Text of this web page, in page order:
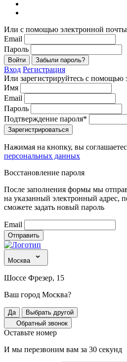
Или с помощью электронной почты
Email
Пароль
Войти Забыли пароль?
Вход Регистрация
Или зарегистрируйтесь с помощью
Имя
Email
Пароль
Подтверждение пароля*
Зарегистрироваться
Нажимая на кнопку, вы
персональных данных
Восстановление пароля
После заполнения формы мы
на указанный электронный адрес,
сможете задать новый пароль
Email
Отправить
Москва
Шоссе Фрезер, 15
Ваш город Москва?
Да
Выбрать другой
Обратный звонок
Оставьте номер
И мы перезвоним вам за 30 секунд